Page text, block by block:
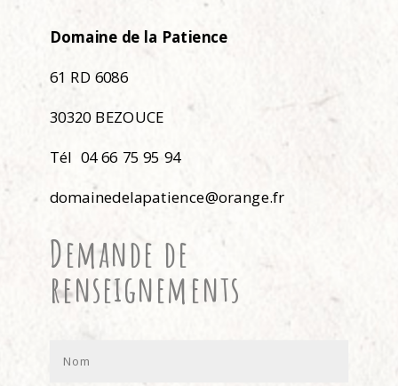
Domaine de la Patience
61 RD 6086
30320 BEZOUCE
Tél 04 66 75 95 94
domainedelapatience@orange.fr
Demande de
renseignements